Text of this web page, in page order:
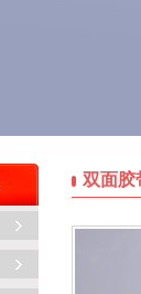
双面胶